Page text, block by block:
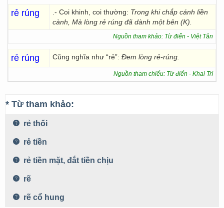
rẻ rúng .- Coi khinh, coi thường: Trong khi chắp cánh liền
cành, Mà lòng rẻ rúng đã dành một bên (K).
Nguồn tham khảo: Từ điển - Việt Tân
rẻ rúng Cũng nghĩa như “rẻ”: Đem lòng rẻ-rúng.
Nguồn tham chiếu: Từ điển - Khai Trí
* Từ tham khảo:
rẻ thối
rẻ tiền
rẻ tiền mặt, đắt tiền chịu
rẽ
rẽ cổ hung